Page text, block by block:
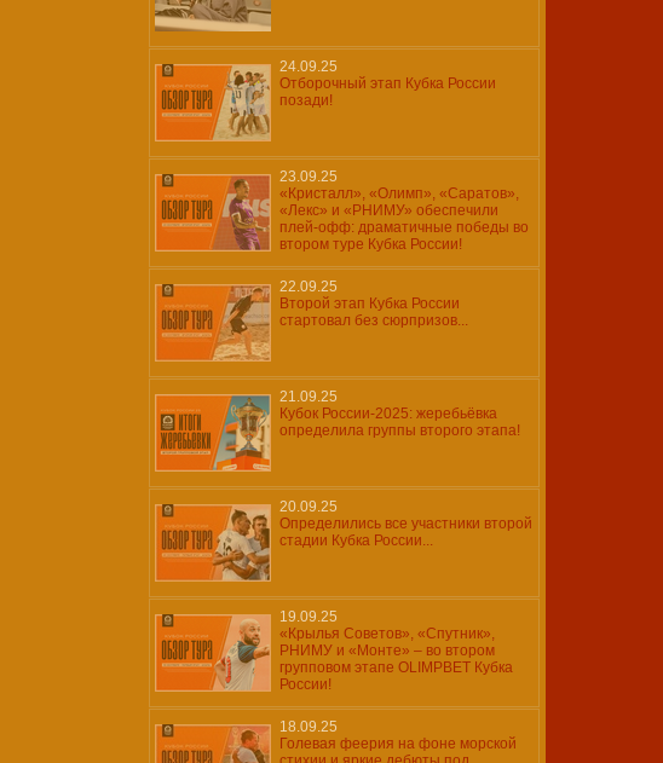
24.09.25
Отборочный этап Кубка России
позади!
23.09.25
«Кристалл», «Олимп», «Саратов»,
«Лекс» и «РНИМУ» обеспечили
плей-офф: драматичные победы во
втором туре Кубка России!
22.09.25
Второй этап Кубка России
стартовал без сюрпризов...
21.09.25
Кубок России-2025: жеребьёвка
определила группы второго этапа!
20.09.25
Определились все участники второй
стадии Кубка России...
19.09.25
«Крылья Советов», «Спутник»,
РНИМУ и «Монте» – во втором
групповом этапе OLIMPBET Кубка
России!
18.09.25
Голевая феерия на фоне морской